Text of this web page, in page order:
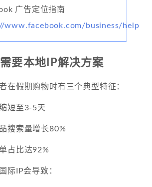
广告定位指南
www.facebook.com/business/help
要本地IP解决方案
在假期购物时有三个典型特征：
短至3-5天
搜索量增长80%
占比达92%
际IP会导致：